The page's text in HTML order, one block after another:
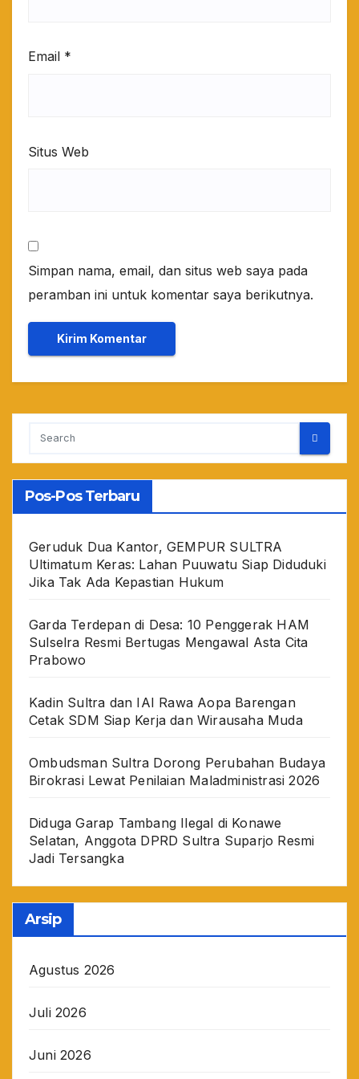
Email *
Situs Web
Simpan nama, email, dan situs web saya pada
peramban ini untuk komentar saya berikutnya.
Pos-Pos Terbaru
Geruduk Dua Kantor, GEMPUR SULTRA
Ultimatum Keras: Lahan Puuwatu Siap Diduduki
Jika Tak Ada Kepastian Hukum
Garda Terdepan di Desa: 10 Penggerak HAM
Sulselra Resmi Bertugas Mengawal Asta Cita
Prabowo
Kadin Sultra dan IAI Rawa Aopa Barengan
Cetak SDM Siap Kerja dan Wirausaha Muda
Ombudsman Sultra Dorong Perubahan Budaya
Birokrasi Lewat Penilaian Maladministrasi 2026
Diduga Garap Tambang Ilegal di Konawe
Selatan, Anggota DPRD Sultra Suparjo Resmi
Jadi Tersangka
Arsip
Agustus 2026
Juli 2026
Juni 2026